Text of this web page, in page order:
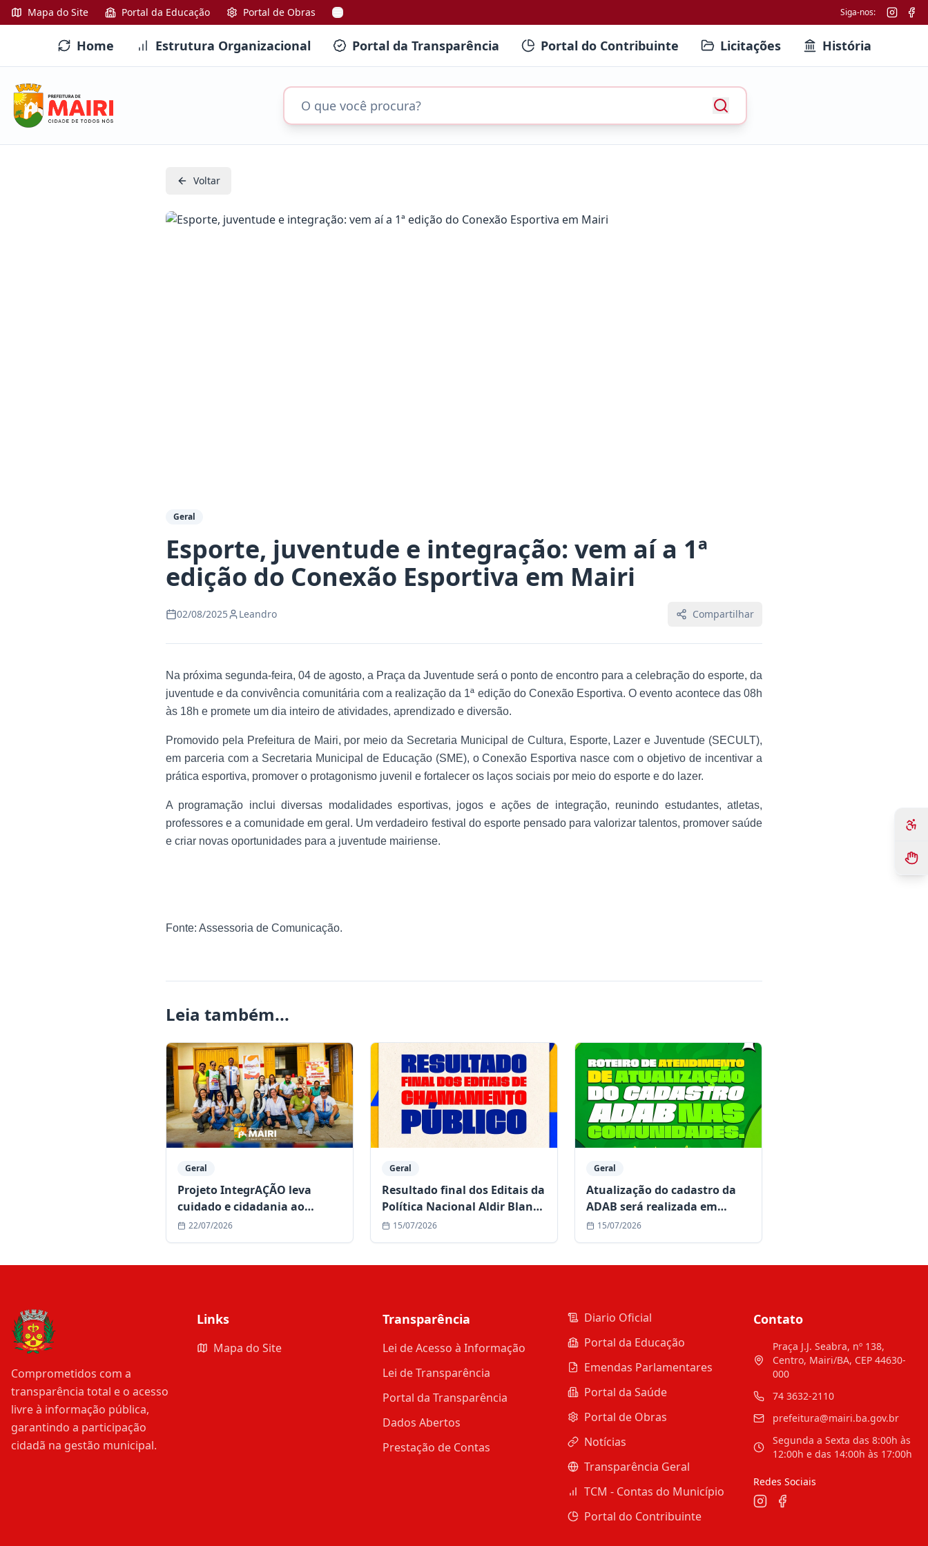
Mapa do Site Portal da Educação Portal de Obras Siga-nos:
Home Estrutura Organizacional Portal da Transparência Portal do Contribuinte Licitações História
Voltar
Geral
Esporte, juventude e integração: vem aí a 1ª
edição do Conexão Esportiva em Mairi
02/08/2025 Leandro Compartilhar
Na próxima segunda-feira, 04 de agosto, a Praça da Juventude será o ponto de encontro para a celebração do esporte, da
juventude e da convivência comunitária com a realização da 1ª edição do Conexão Esportiva. O evento acontece das 08h
às 18h e promete um dia inteiro de atividades, aprendizado e diversão.
Promovido pela Prefeitura de Mairi, por meio da Secretaria Municipal de Cultura, Esporte, Lazer e Juventude (SECULT),
em parceria com a Secretaria Municipal de Educação (SME), o Conexão Esportiva nasce com o objetivo de incentivar a
prática esportiva, promover o protagonismo juvenil e fortalecer os laços sociais por meio do esporte e do lazer.
A programação inclui diversas modalidades esportivas, jogos e ações de integração, reunindo estudantes, atletas,
professores e a comunidade em geral. Um verdadeiro festival do esporte pensado para valorizar talentos, promover saúde
e criar novas oportunidades para a juventude mairiense.
Fonte: Assessoria de Comunicação.
Leia também...
Geral
Projeto IntegrAÇÃO leva
cuidado e cidadania ao
povoado de Bonsucesso
22/07/2026
Geral
Resultado final dos Editais da
Política Nacional Aldir Blanc
de Cultura já está disponível
15/07/2026
Geral
Atualização do cadastro da
ADAB será realizada em
comunidades rurais de Mairi
durante o mês de julho
15/07/2026
Comprometidos com a
transparência total e o acesso
livre à informação pública,
garantindo a participação
cidadã na gestão municipal.
Links
Mapa do Site
Transparência
Lei de Acesso à Informação
Lei de Transparência
Portal da Transparência
Dados Abertos
Prestação de Contas
Diario Oficial
Portal da Educação
Emendas Parlamentares
Portal da Saúde
Portal de Obras
Notícias
Transparência Geral
TCM - Contas do Município
Portal do Contribuinte
Contato
Praça J.J. Seabra, nº 138,
Centro, Mairi/BA, CEP 44630-
000
74 3632-2110
prefeitura@mairi.ba.gov.br
Segunda a Sexta das 8:00h às
12:00h e das 14:00h às 17:00h
Redes Sociais